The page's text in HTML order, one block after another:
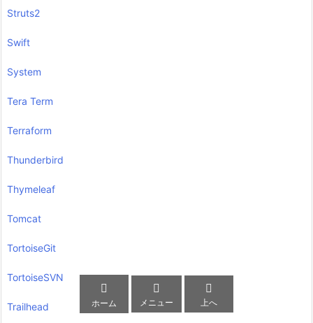
Struts2
Swift
System
Tera Term
Terraform
Thunderbird
Thymeleaf
Tomcat
TortoiseGit
TortoiseSVN
Trailhead

ホーム

メニュー

上へ